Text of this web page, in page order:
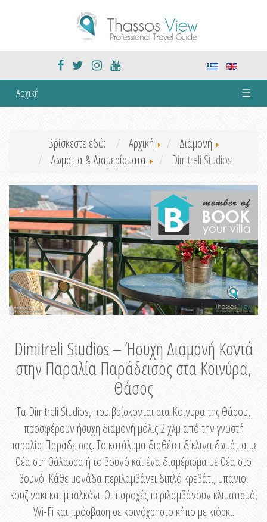
Αρχική ☰
Βρίσκεστε εδώ: Αρχική
Διαμονή
Δωμάτια & Διαμερίσματα
Dimitreli Studios
Dimitreli Studios – Ήσυχη Διαμονή Κοντά
στην Παραλία Παράδεισος στα Κοινύρα,
Θάσος
Τα Dimitreli Studios, που βρίσκονται στα Κοινυρα της Θάσου,
προσφέρουν ήσυχη διαμονή μόλις 2 χλμ από την γνωστή
παραλία Παράδεισος. Το κατάλυμα διαθέτει δίκλινα δωμάτια με
θέα στη θάλασσα ή το βουνό και ένα διαμέρισμα με θέα στο
βουνό. Κάθε μονάδα περιλαμβάνει διπλό κρεβάτι, μπάνιο,
κουζινάκι και μπαλκόνι. Οι παροχές περιλαμβάνουν κλιματισμό,
Wi-Fi και πρόσβαση σε κοινόχρηστο κήπο με κιόσκι.